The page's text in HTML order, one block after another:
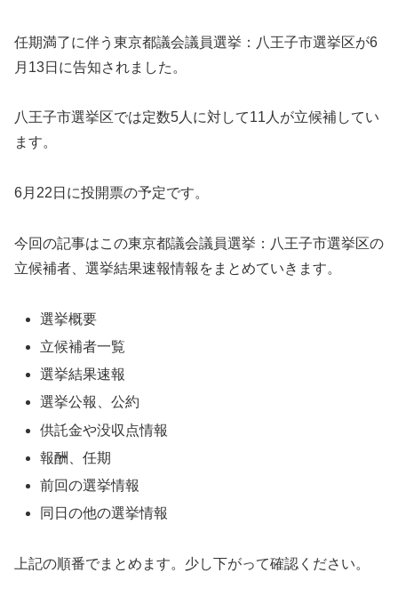
任期満了に伴う東京都議会議員選挙：八王子市選挙区が6
月13日に告知されました。
八王子市選挙区では定数5人に対して11人が立候補してい
ます。
6月22日に投開票の予定です。
今回の記事はこの東京都議会議員選挙：八王子市選挙区の
立候補者、選挙結果速報情報をまとめていきます。
選挙概要
立候補者一覧
選挙結果速報
選挙公報、公約
供託金や没収点情報
報酬、任期
前回の選挙情報
同日の他の選挙情報
上記の順番でまとめます。少し下がって確認ください。